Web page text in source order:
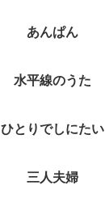
あんぱん
水平線のうた
ひとりでしにたい
三人夫婦